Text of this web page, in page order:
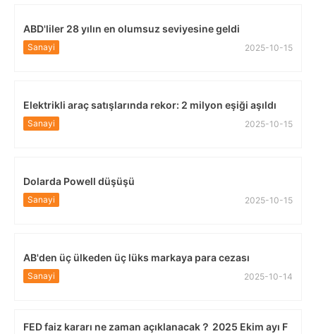
ABD'liler 28 yılın en olumsuz seviyesine geldi
Sanayi 2025-10-15
Elektrikli araç satışlarında rekor: 2 milyon eşiği aşıldı
Sanayi 2025-10-15
Dolarda Powell düşüşü
Sanayi 2025-10-15
AB'den üç ülkeden üç lüks markaya para cezası
Sanayi 2025-10-14
FED faiz kararı ne zaman açıklanacak？ 2025 Ekim ayı F